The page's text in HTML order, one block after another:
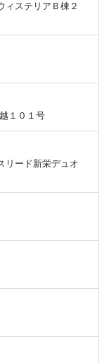
ィステリアＢ棟２
１０１号
リード新栄デュオ